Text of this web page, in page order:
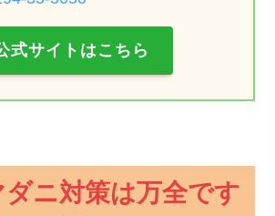
式サイトはこちら
ダニ対策は万全です